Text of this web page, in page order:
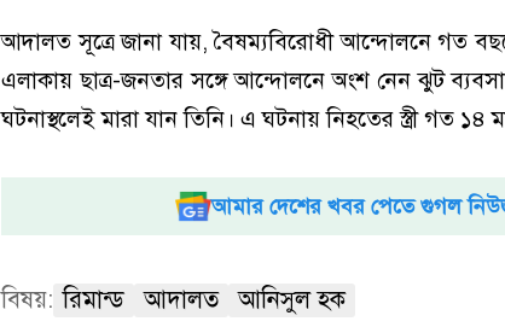
আদালত সূত্রে জানা যায়, বৈষম্যবিরোধী আন্দোলনে গত
এলাকায় ছাত্র-জনতার সঙ্গে আন্দোলনে অংশ নেন ঝুট
ঘটনাস্থলেই মারা যান তিনি। এ ঘটনায় নিহতের স্ত্রী গত ১৪
আমার দেশের খবর পেতে গুগল
বিষয়: রিমান্ড আদালত আনিসুল হক